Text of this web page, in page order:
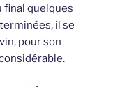
final quelques
il se
pour son